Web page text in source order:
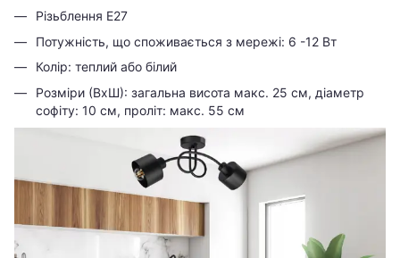
Різьблення Е27
Потужність, що споживається з мережі: 6 -12 Вт
Колір: теплий або білий
Розміри (ВхШ): загальна висота макс. 25 см, діаметр
софіту: 10 см, проліт: макс. 55 см